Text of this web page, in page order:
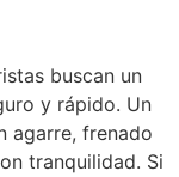
buscan un
y rápido. Un
agarre, frenado
tranquilidad. Si